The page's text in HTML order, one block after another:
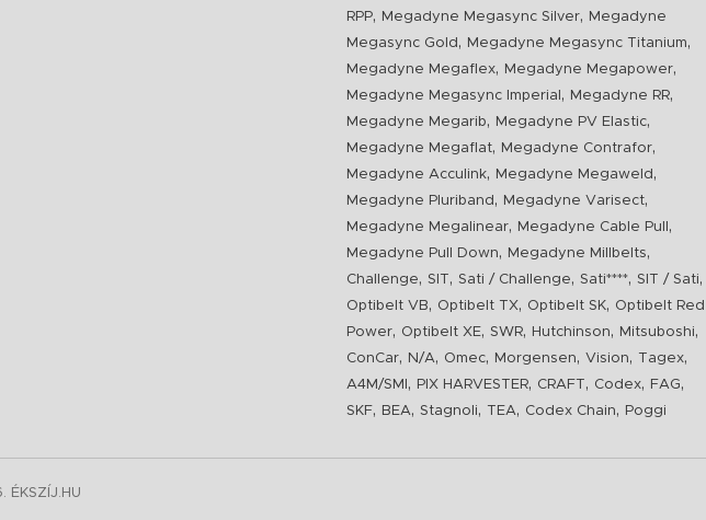
RPP, Megadyne Megasync Silver,
Megadyne
Megasync Gold , Megadyne Megasync Titanium,
Megadyne Megaflex, Megadyne Megapower,
Megadyne Megasync Imperial , Megadyne RR,
Megadyne Megarib, Megadyne PV Elastic,
Megadyne Megaflat, Megadyne Contrafor,
Megadyne Acculink, Megadyne Megaweld ,
Megadyne Pluriband , Megadyne Varisect,
Megadyne Megalinear, Megadyne Cable Pull ,
Megadyne Pull Down, Megadyne Millbelts,
Challenge, SIT , Sati / Challenge, Sati****, SIT / Sati,
Optibelt VB, Optibelt TX, Optibelt SK, Optibelt Red
Power, Optibelt XE, SWR, Hutchinson, Mitsuboshi,
ConCar, N/A, Omec, Morgensen, Vision, Tagex,
A4M/SMI , PIX HARVESTER, CRAFT , Codex, FAG,
SKF, BEA, Stagnoli, TEA, Codex Chain, Poggi